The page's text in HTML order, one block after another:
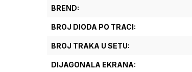
BREND:
BROJ DIODA PO TRACI:
BROJ TRAKA U SETU:
DIJAGONALA EKRANA: